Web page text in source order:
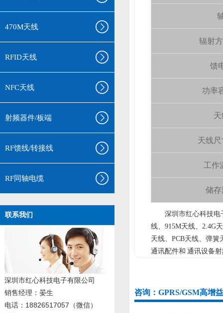
470M天线
RFID天线
NFC天线
射频器件/板端
RF馈线/转接线
RF同轴电缆
联系我们
深圳市红心科技电子有限公司
销售经理 ：晏生
电话：18826517057（微信）
辐射
馈
功率
天
天线尺
工作
储存
深圳市红心科技电
线、915M天线、2.4G
天线、PCB天线、弹
通讯配件和 通讯设备
咨询：GPRS/GSM高增